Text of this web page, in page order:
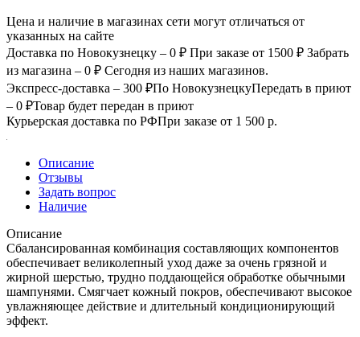
Цена и наличие в магазинах сети могут отличаться от
указанных на сайте
Доставка по Новокузнецку – 0 ₽ При заказе от 1500 ₽ Забрать
из магазина – 0 ₽ Сегодня из наших магазинов.
Экспресс-доставка – 300 ₽По НовокузнецкуПередать в приют
– 0 ₽Товар будет передан в приют
Курьерская доставка по РФПри заказе от 1 500 р.
Описание
Отзывы
Задать вопрос
Наличие
Описание
Сбалансированная комбинация составляющих компонентов
обеспечивает великолепный уход даже за очень грязной и
жирной шерстью, трудно поддающейся обработке обычными
шампунями. Смягчает кожный покров, обеспечивают высокое
увлажняющее действие и длительный кондиционирующий
эффект.